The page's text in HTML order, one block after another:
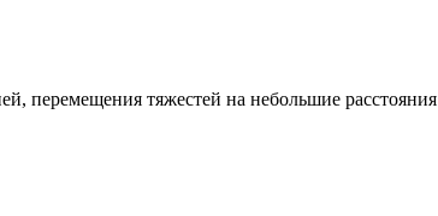
перемещения тяжестей на небольшие расстояния